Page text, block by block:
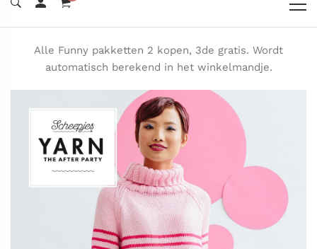
Alle Funny pakketten 2 kopen, 3de gratis. Wordt
automatisch berekend in het winkelmandje.